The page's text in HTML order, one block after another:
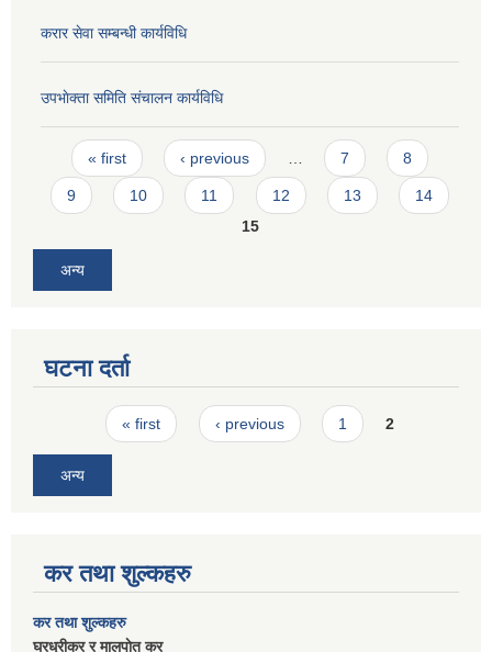
करार सेवा सम्बन्धी कार्यविधि
उपभाेक्ता समिति संचालन कार्यविधि
Pages
« first ‹ previous 7 8
9 10 11 12 13
14
15
अन्य
घटना दर्ता
Pages« first ‹ previous 1 2
अन्य
कर तथा शुल्कहरु
कर तथा शुल्कहरु
घरधुरीकर र मालपाेत कर